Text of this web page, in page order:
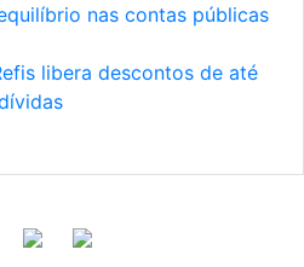
nas contas públicas
libera descontos de até